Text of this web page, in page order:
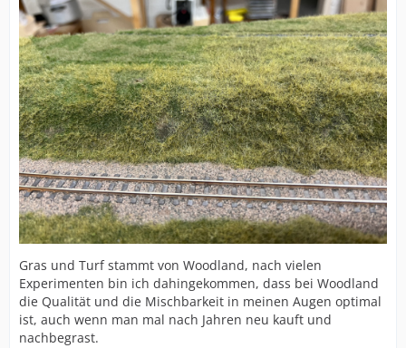
Gras und Turf stammt von Woodland, nach vielen
Experimenten bin ich dahingekommen, dass bei Woodland
die Qualität und die Mischbarkeit in meinen Augen optimal
ist, auch wenn man mal nach Jahren neu kauft und
nachbegrast.